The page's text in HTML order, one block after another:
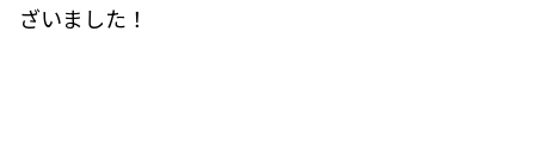
ざいました！